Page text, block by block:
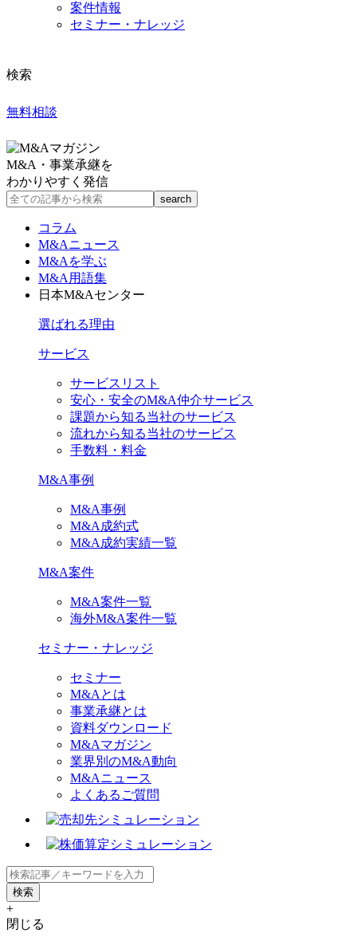
案件情報
セミナー・ナレッジ
検索
無料相談
M&A・事業承継を
わかりやすく発信
コラム
M&Aニュース
M&Aを学ぶ
M&A用語集
日本M&Aセンター
選ばれる理由
サービス
サービスリスト
安心・安全のM&A仲介サービス
課題から知る当社のサービス
流れから知る当社のサービス
手数料・料金
M&A事例
M&A事例
M&A成約式
M&A成約実績一覧
M&A案件
M&A案件一覧
海外M&A案件一覧
セミナー・ナレッジ
セミナー
M&Aとは
事業承継とは
資料ダウンロード
M&Aマガジン
業界別のM&A動向
M&Aニュース
よくあるご質問
+
閉じる